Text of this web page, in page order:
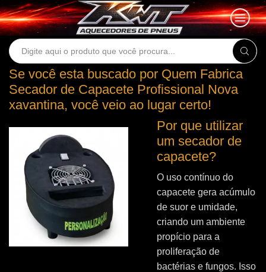
Search
Se você esta buscado por Quem Fabrica
Secador de Capacete Profissional Nova
xavantina, você veio ao lugar certo!
Por que utilizar
um secador de
capacete?
O uso contínuo do
capacete gera acúmulo
de suor e umidade,
criando um ambiente
propício para a
proliferação de
bactérias e fungos. Isso